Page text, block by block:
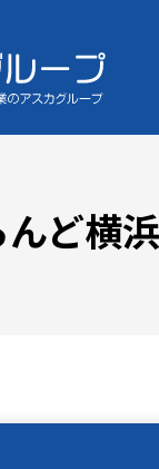
ど横